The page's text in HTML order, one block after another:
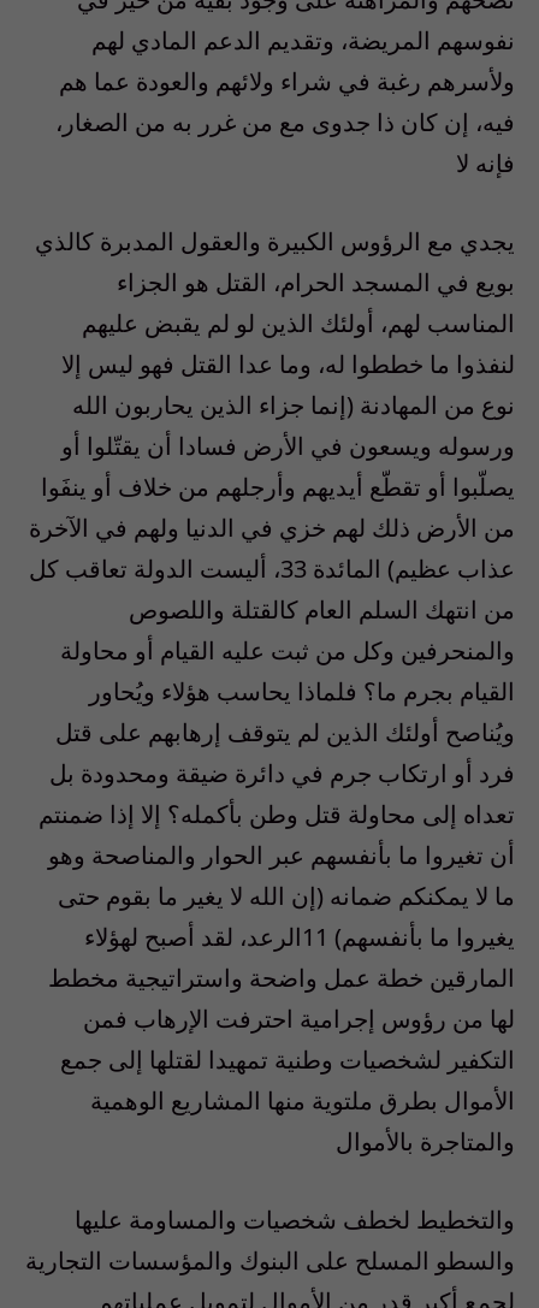
نفوسهم المريضة، وتقديم الدعم المادي لهم
ولأسرهم رغبة في شراء ولائهم والعودة عما هم
فيه، إن كان ذا جدوى مع من غرر به من الصغار،
فإنه لا
يجدي مع الرؤوس الكبيرة والعقول المدبرة كالذي
بويع في المسجد الحرام، القتل هو الجزاء
المناسب لهم، أولئك الذين لو لم يقبض عليهم
لنفذوا ما خططوا له، وما عدا القتل فهو ليس إلا
نوع من المهادنة (إنما جزاء الذين يحاربون الله
ورسوله ويسعون في الأرض فسادا أن يقتّلوا أو
يصلّبوا أو تقطّع أيديهم وأرجلهم من خلاف أو ينفَوا
من الأرض ذلك لهم خزي في الدنيا ولهم في الآخرة
عذاب عظيم) المائدة 33، أليست الدولة تعاقب كل
من انتهك السلم العام كالقتلة واللصوص
والمنحرفين وكل من ثبت عليه القيام أو محاولة
القيام بجرم ما؟ فلماذا يحاسب هؤلاء ويُحاور
ويُناصح أولئك الذين لم يتوقف إرهابهم على قتل
فرد أو ارتكاب جرم في دائرة ضيقة ومحدودة بل
تعداه إلى محاولة قتل وطن بأكمله؟ إلا إذا ضمنتم
أن تغيروا ما بأنفسهم عبر الحوار والمناصحة وهو
ما لا يمكنكم ضمانه (إن الله لا يغير ما بقوم حتى
يغيروا ما بأنفسهم) 11الرعد، لقد أصبح لهؤلاء
المارقين خطة عمل واضحة واستراتيجية مخطط
لها من رؤوس إجرامية احترفت الإرهاب فمن
التكفير لشخصيات وطنية تمهيدا لقتلها إلى جمع
الأموال بطرق ملتوية منها المشاريع الوهمية
والمتاجرة بالأموال
والتخطيط لخطف شخصيات والمساومة عليها
والسطو المسلح على البنوك والمؤسسات التجارية
لجمع أكبر قدر من الأموال لتمويل عملياتهم